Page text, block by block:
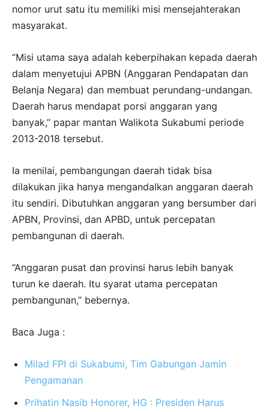
nomor urut satu itu memiliki misi mensejahterakan
masyarakat.
“Misi utama saya adalah keberpihakan kepada daerah
dalam menyetujui APBN (Anggaran Pendapatan dan
Belanja Negara) dan membuat perundang-undangan.
Daerah harus mendapat porsi anggaran yang
banyak,” papar mantan Walikota Sukabumi periode
2013-2018 tersebut.
Ia menilai, pembangungan daerah tidak bisa
dilakukan jika hanya mengandalkan anggaran daerah
itu sendiri. Dibutuhkan anggaran yang bersumber dari
APBN, Provinsi, dan APBD, untuk percepatan
pembangunan di daerah.
“Anggaran pusat dan provinsi harus lebih banyak
turun ke daerah. Itu syarat utama percepatan
pembangunan,” bebernya.
Baca Juga :
Milad FPI di Sukabumi, Tim Gabungan Jamin
Pengamanan
Prihatin Nasib Honorer, HG : Presiden Harus